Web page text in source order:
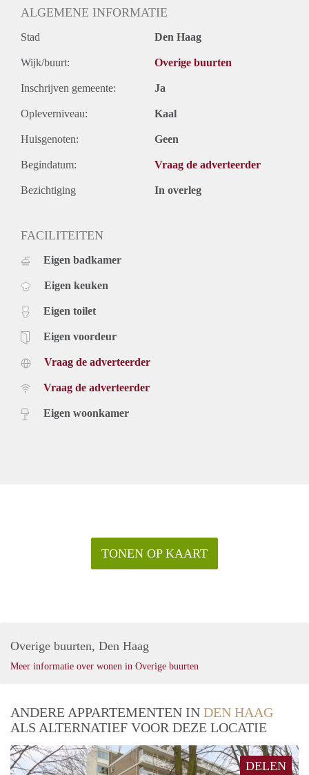
ALGEMENE INFORMATIE
Stad Den Haag
Wijk/buurt: Overige buurten
Inschrijven gemeente: Ja
Opleverniveau: Kaal
Huisgenoten: Geen
Begindatum: Vraag de adverteerder
Bezichtiging In overleg
FACILITEITEN
Eigen badkamer
Eigen keuken
Eigen toilet
Eigen voordeur
Vraag de adverteerder
Vraag de adverteerder
Eigen woonkamer
TONEN OP KAART
Overige buurten, Den Haag
Meer informatie over wonen in Overige buurten
ANDERE APPARTEMENTEN IN DEN HAAG
ALS ALTERNATIEF VOOR DEZE LOCATIE
DELEN